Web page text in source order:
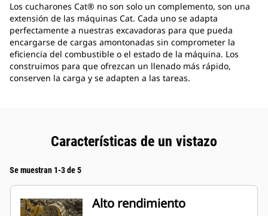
Los cucharones Cat® no son solo un complemento, son una
extensión de las máquinas Cat. Cada uno se adapta
perfectamente a nuestras excavadoras para que pueda
encargarse de cargas amontonadas sin comprometer la
eficiencia del combustible o el estado de la máquina. Los
construimos para que ofrezcan un llenado más rápido,
conserven la carga y se adapten a las tareas.
Características de un vistazo
Se muestran 1-3 de 5
Alto rendimiento